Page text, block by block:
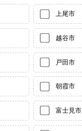
上尾市
越谷市
戸田市
朝霞市
富士見市